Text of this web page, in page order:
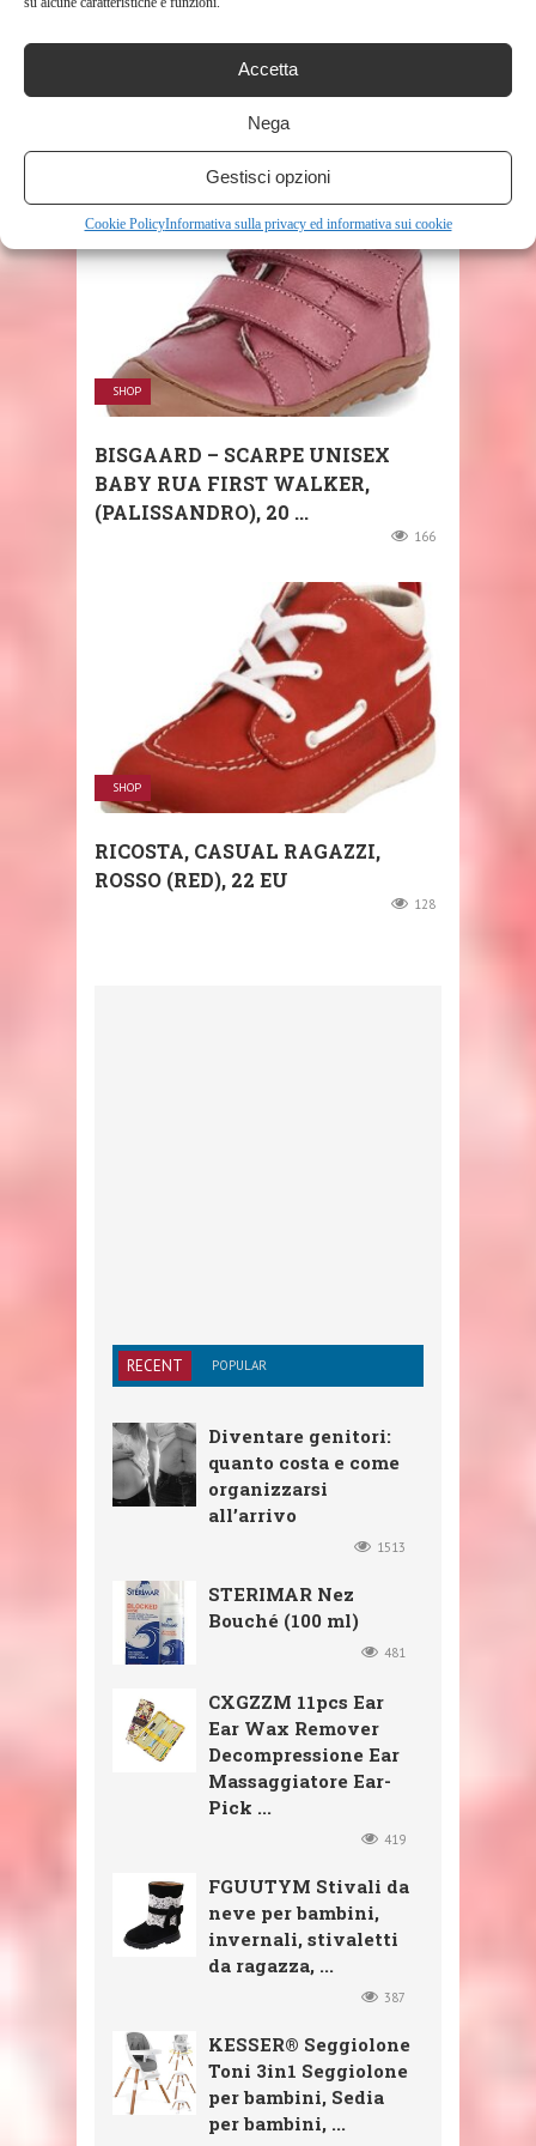
Accetta
Nega
Gestisci opzioni
Cookie PolicyInformativa sulla privacy ed informativa sui cookie
ADIDAS FORTARUN EL I, SCARPE
SHOP
BISGAARD – SCARPE UNISEX
BABY RUA FIRST WALKER,
(PALISSANDRO), 20 ...
166
SHOP
RICOSTA, CASUAL RAGAZZI,
ROSSO (RED), 22 EU
128
RECENT POPULAR
Diventare genitori:
quanto costa e come
organizzarsi
all’arrivo
1513
STERIMAR Nez
Bouché (100 ml)
481
CXGZZM 11pcs Ear
Ear Wax Remover
Decompressione Ear
Massaggiatore Ear-
Pick ...
419
FGUUTYM Stivali da
neve per bambini,
invernali, stivaletti
da ragazza, ...
387
KESSER® Seggiolone
Toni 3in1 Seggiolone
per bambini, Sedia
per bambini, ...